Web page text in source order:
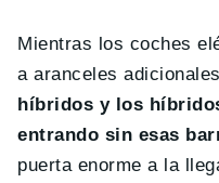
Mientras los coches
a aranceles
híbridos y los
entrando sin esas
puerta enorme a la